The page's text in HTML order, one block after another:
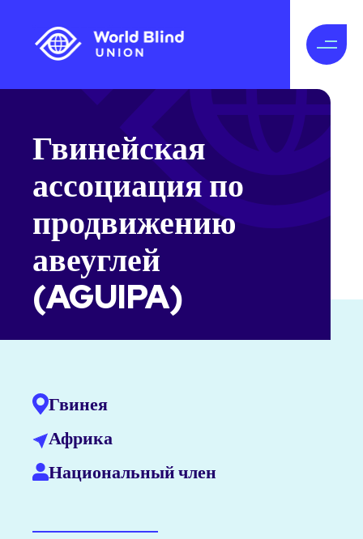
Гвинейская
ассоциация по
продвижению
авеуглей
(AGUIPA)
Гвинея
Африка
Национальный член